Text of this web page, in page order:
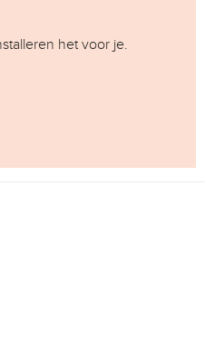
het voor je.